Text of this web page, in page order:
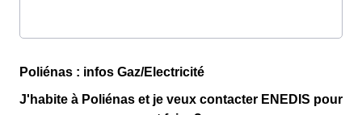
Poliénas : infos Gaz/Electricité
J'habite à Poliénas et je veux contacter ENEDIS pour